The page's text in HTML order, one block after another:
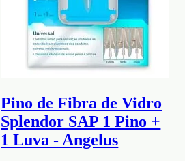
Pino de Fibra de Vidro
Splendor SAP 1 Pino +
1 Luva - Angelus